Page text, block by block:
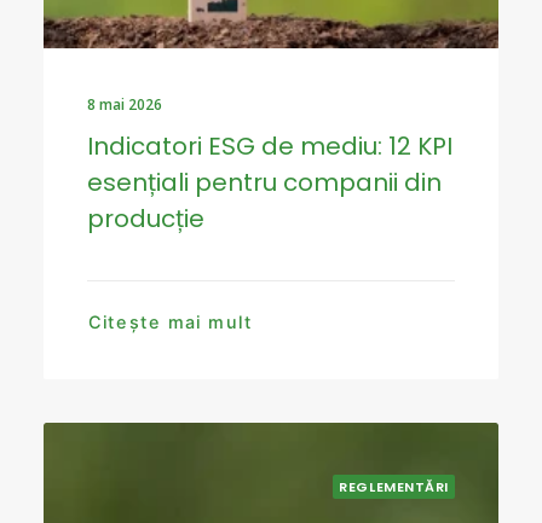
8 mai 2026
Indicatori ESG de mediu: 12 KPI
esențiali pentru companii din
producție
Citește mai mult
REGLEMENTĂRI